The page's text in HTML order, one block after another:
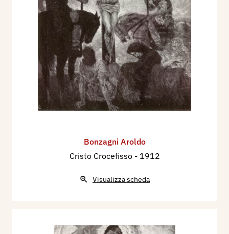
Bonzagni Aroldo
Cristo Crocefisso - 1912
Visualizza scheda